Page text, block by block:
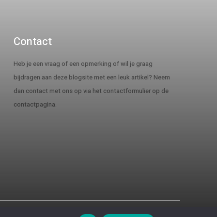
Contact
Heb je een vraag of een opmerking of wil je graag
bijdragen aan deze blogsite met een leuk artikel? Neem
dan contact met ons op via het contactformulier op de
contactpagina.